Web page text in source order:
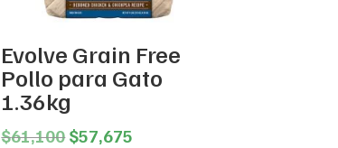
Evolve Grain Free
Pollo para Gato
1.36kg
$61,100 Original
$57,675